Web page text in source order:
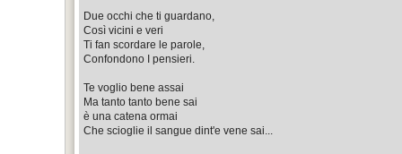
Due occhi che ti guardano,
Così vicini e veri
Ti fan scordare le parole,
Confondono I pensieri.
Te voglio bene assai
Ma tanto tanto bene sai
è una catena ormai
Che scioglie il sangue dint'e vene sai...